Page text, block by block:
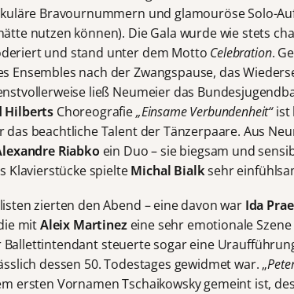
Bravournummern und glamouröse Solo-
nutzen können). Die Gala wurde wie stets
und stand unter dem Motto Celebration.
Ensembles nach der Zwangspause, das
ließ Neumeier das
Hilberts Choreografie„Einsame Verbundenheit“ist
beachtliche Talent der Tänzerpaare. Aus
Riabko ein Duo – sie biegsam und
Klavierstücke spielteMichal Bialksehr
zierten den Abend – eine davon war Ida
mitAleix Martinezeine sehr emotionale
steuerte sogar eine
dessen 50. Todestages gewidmet war. „
ersten Vornamen Tschaikowsky gemeint ist,